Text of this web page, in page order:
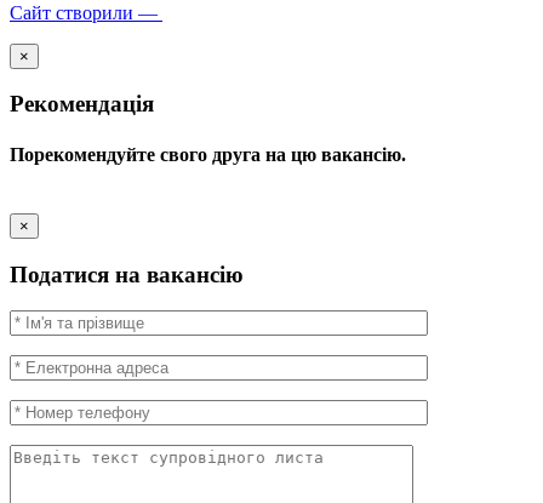
Сайт створили —
×
Рекомендація
Порекомендуйте свого друга на цю вакансію.
×
Податися на вакансію